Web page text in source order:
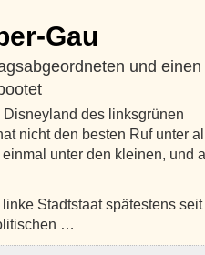
Gau
und einen
des linksgrünen
nicht den besten Ruf unter
unter den kleinen, und
Stadtstaat spätestens
…